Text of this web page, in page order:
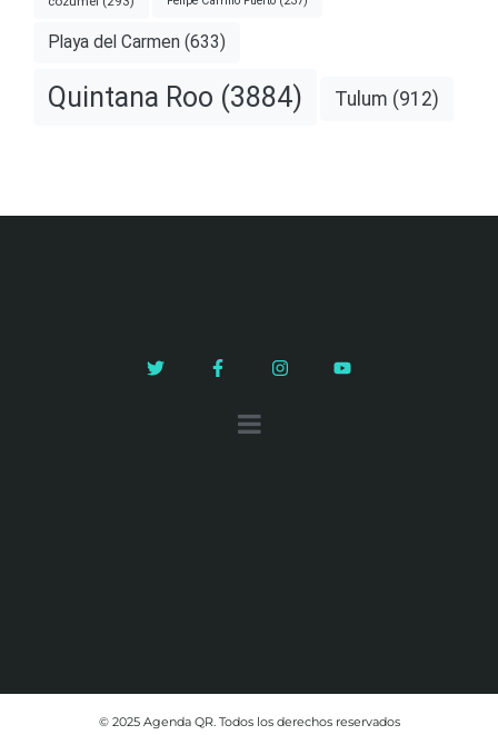
Playa del Carmen (633)
Quintana Roo (3884) Tulum (912)
© 2025 Agenda QR. Todos los derechos reservados